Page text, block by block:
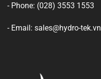
- Phone: (028) 3553 1553
- Email: sales@hydro-tek.vn